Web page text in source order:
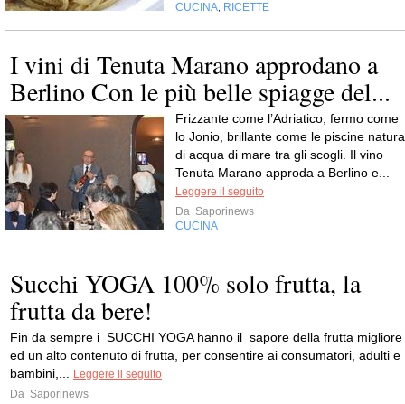
CUCINA RICETTE
I vini di Tenuta Marano approdano a
Berlino Con le più belle spiagge del...
Frizzante come l’Adriatico, fermo come
lo Jonio, brillante come le piscine
di acqua di mare tra gli scogli. Il vino
Tenuta Marano approda a Berlino e...
Leggere il seguito
Da Saporinews
CUCINA
Succhi YOGA 100% solo frutta, la
frutta da bere!
Fin da sempre i SUCCHI YOGA hanno il sapore della frutta migliore
ed un alto contenuto di frutta, per consentire ai consumatori, adulti e
bambini,...
Leggere il seguito
Da Saporinews